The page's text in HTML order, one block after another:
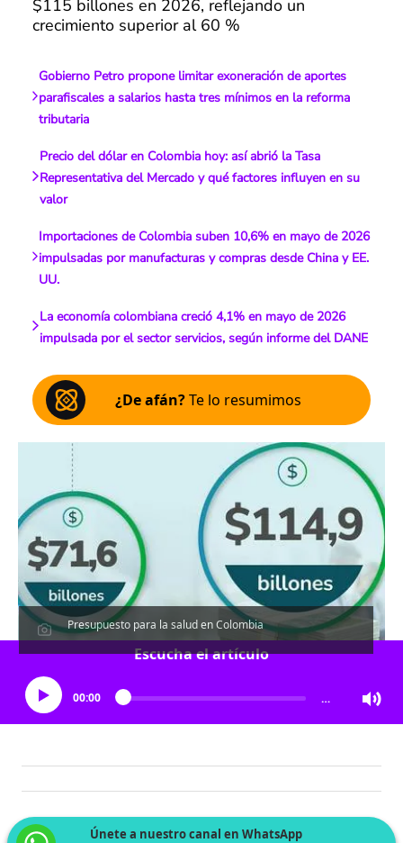
$115 billones en 2026, reflejando un
crecimiento superior al 60 %
Gobierno Petro propone limitar exoneración de aportes
parafiscales a salarios hasta tres mínimos en la reforma
tributaria
Precio del dólar en Colombia hoy: así abrió la Tasa
Representativa del Mercado y qué factores influyen en su
valor
Importaciones de Colombia suben 10,6% en mayo de 2026
impulsadas por manufacturas y compras desde China y EE.
UU.
La economía colombiana creció 4,1% en mayo de 2026
impulsada por el sector servicios, según informe del DANE
¿De afán?Te lo resumimos
Presupuesto para la salud en Colombia
Escucha el artículo
00:00 …
Únete a nuestro canal en WhatsApp